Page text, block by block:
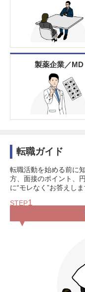
製薬企業／MD
転職ガイド
転職活動を始める前に
方、面接のポイント、
に“モレなく”お答えしま
STEP1